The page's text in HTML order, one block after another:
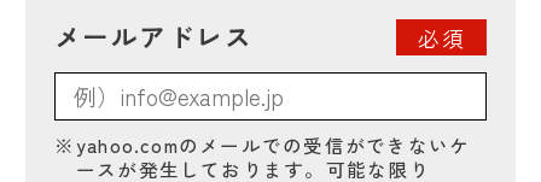
メールアドレス 必須
※ yahoo.comのメールでの受信ができないケ
ースが発生しております。可能な限り